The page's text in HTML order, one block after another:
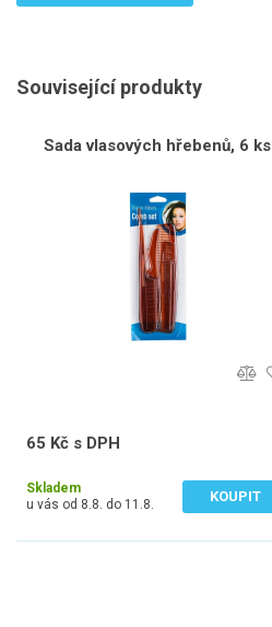
Související produkty
Sada vlasových hřebenů, 6 ks
65 Kč s DPH
Skladem
u vás od 8.8. do 11.8.
KOUPIT